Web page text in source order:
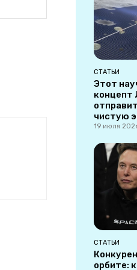
СТАТЬИ
Этот
концепт
чистую
19 июля
СТАТЬИ
орбите: